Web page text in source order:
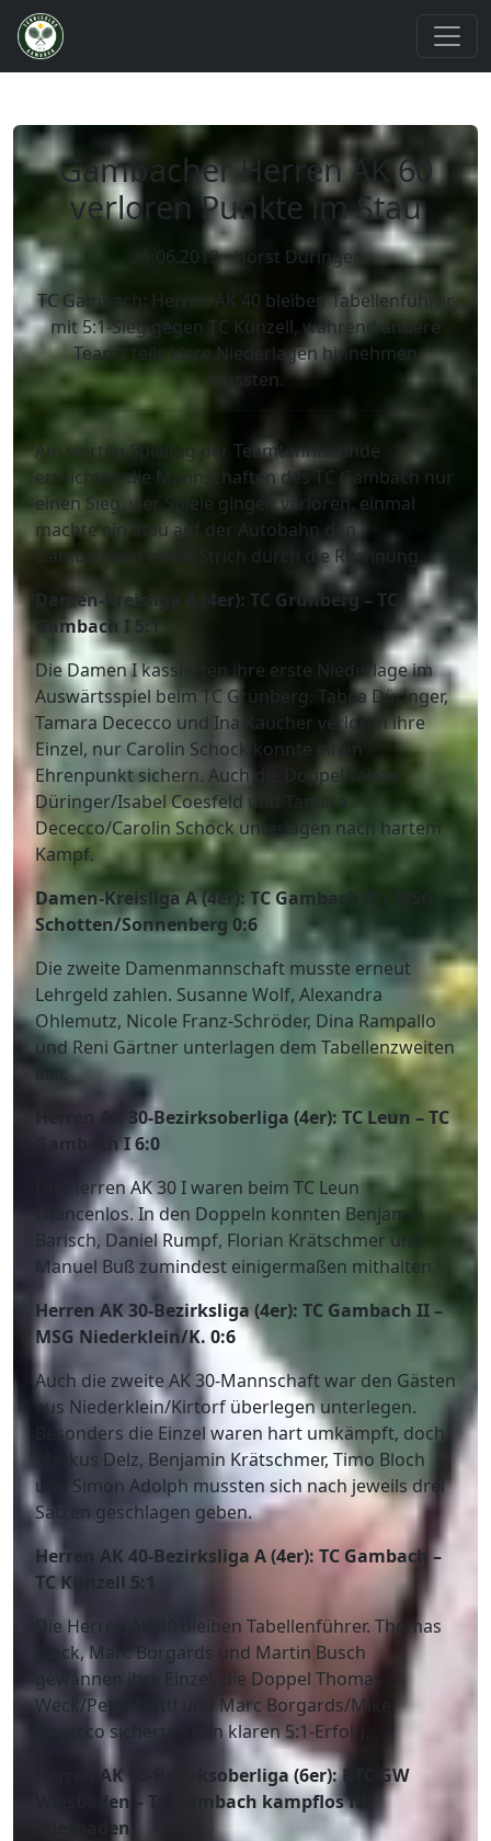
Gambacher Herren AK 60
verloren Punkte im Stau
21.06.2019 - Horst Düringer
TC Gambach: Herren AK 40 bleiben Tabellenführer
mit 5:1-Sieg gegen TC Künzell, während andere
Teams teils klare Niederlagen hinnehmen
mussten.
Am vierten Spieltag der Teamtennisrunde
erreichten die Mannschaften des TC Gambach nur
einen Sieg, vier Spiele gingen verloren, einmal
machte ein Stau auf der Autobahn den
Gambachern einen Strich durch die Rechnung.
Damen-Kreisliga A (4er): TC Grünberg – TC
Gambach I 5:1
Die Damen I kassierten ihre erste Niederlage im
Auswärtsspiel beim TC Grünberg. Tabea Düringer,
Tamara Dececco und Ina Kaucher verloren ihre
Einzel, nur Carolin Schock konnte einen
Ehrenpunkt sichern. Auch die Doppel Tabea
Düringer/Isabel Coesfeld und Tamara
Dececco/Carolin Schock unterlagen nach hartem
Kampf.
Damen-Kreisliga A (4er): TC Gambach II – MSG
Schotten/Sonnenberg 0:6
Die zweite Damenmannschaft musste erneut
Lehrgeld zahlen. Susanne Wolf, Alexandra
Ohlemutz, Nicole Franz-Schröder, Dina Rampallo
und Reni Gärtner unterlagen dem Tabellenzweiten
klar.
Herren AK 30-Bezirksoberliga (4er): TC Leun – TC
Gambach I 6:0
Die Herren AK 30 I waren beim TC Leun
chancenlos. In den Doppeln konnten Benjamin
Barisch, Daniel Rumpf, Florian Krätschmer und
Manuel Buß zumindest einigermaßen mithalten.
Herren AK 30-Bezirksliga (4er): TC Gambach II –
MSG Niederklein/K. 0:6
Auch die zweite AK 30-Mannschaft war den Gästen
aus Niederklein/Kirtorf überlegen unterlegen.
Besonders die Einzel waren hart umkämpft, doch
Markus Delz, Benjamin Krätschmer, Timo Bloch
und Simon Adolph mussten sich nach jeweils drei
Sätzen geschlagen geben.
Herren AK 40-Bezirksliga A (4er): TC Gambach –
TC Künzell 5:1
Die Herren AK 40 bleiben Tabellenführer. Thomas
Weck, Marc Borgards und Martin Busch
gewannen ihre Einzel, die Doppel Thomas
Weck/Peter Hüttl und Marc Borgards/Mike
Dececco sicherten den klaren 5:1-Erfolg.
Herren AK 60-Bezirksoberliga (6er): BTC GW
Wiesbaden – TC Gambach kampflos für
Wiesbaden